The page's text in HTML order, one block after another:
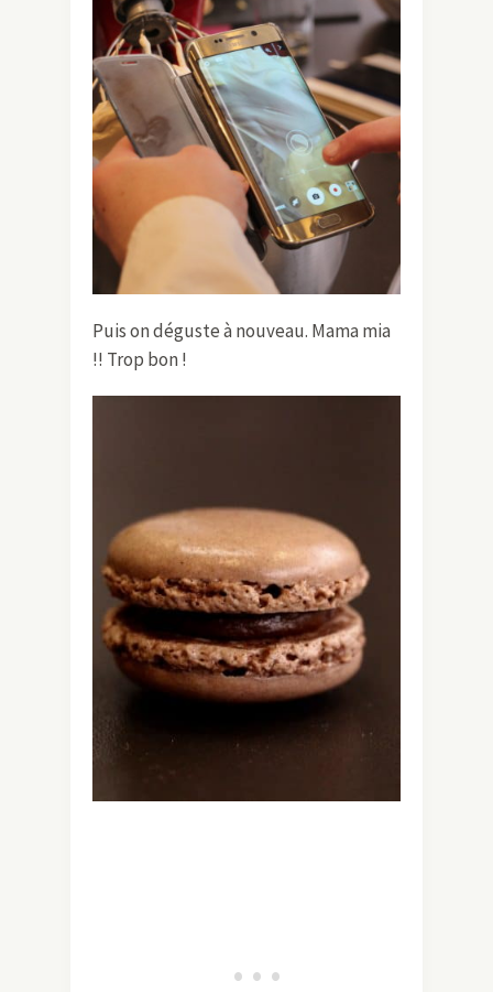
Puis on déguste à nouveau. Mama mia
!! Trop bon !